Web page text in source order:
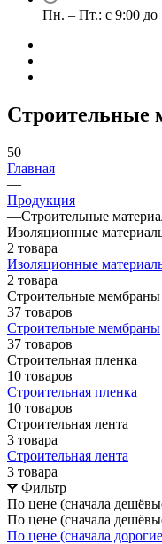
Пн. – Пт.: с 9:00 до
Строительные
50
Главная
—
Продукция
—Строительные
Изоляционные
2 товара
Изоляционные
2 товара
Строительные мембраны
37 товаров
Строительные мембраны
37 товаров
Строительная пленка
10 товаров
Строительная пленка
10 товаров
Строительная лента
3 товара
Строительная лента
3 товара
Фильтр
По цене (сначала
По цене (сначала
По цене (сначала